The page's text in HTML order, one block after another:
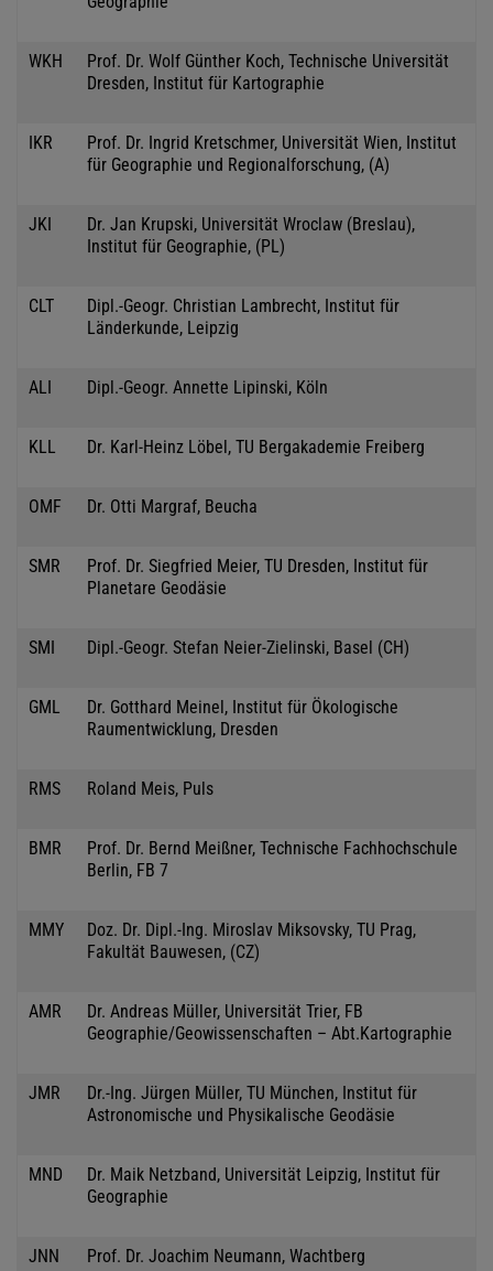
WKH
Prof. Dr. Wolf Günther Koch, Technische Universität
Dresden, Institut für Kartographie
IKR
Prof. Dr. Ingrid Kretschmer, Universität Wien, Institut
für Geographie und Regionalforschung, (A)
JKI
Dr. Jan Krupski, Universität Wroclaw (Breslau),
Institut für Geographie, (PL)
CLT
Dipl.-Geogr. Christian Lambrecht, Institut für
Länderkunde, Leipzig
ALI Dipl.-Geogr. Annette Lipinski, Köln
KLL Dr. Karl-Heinz Löbel, TU Bergakademie Freiberg
OMF Dr. Otti Margraf, Beucha
SMR
Prof. Dr. Siegfried Meier, TU Dresden, Institut für
Planetare Geodäsie
SMI Dipl.-Geogr. Stefan Neier-Zielinski, Basel (CH)
GML
Dr. Gotthard Meinel, Institut für Ökologische
Raumentwicklung, Dresden
RMS Roland Meis, Puls
BMR
Prof. Dr. Bernd Meißner, Technische Fachhochschule
Berlin, FB 7
MMY
Doz. Dr. Dipl.-Ing. Miroslav Miksovsky, TU Prag,
Fakultät Bauwesen, (CZ)
AMR
Dr. Andreas Müller, Universität Trier, FB
Geographie/Geowissenschaften – Abt.Kartographie
JMR
Dr.-Ing. Jürgen Müller, TU München, Institut für
Astronomische und Physikalische Geodäsie
MND
Dr. Maik Netzband, Universität Leipzig, Institut für
Geographie
JNN Prof. Dr. Joachim Neumann, Wachtberg